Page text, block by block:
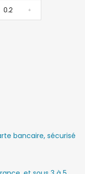
+
bancaire, sécurisé